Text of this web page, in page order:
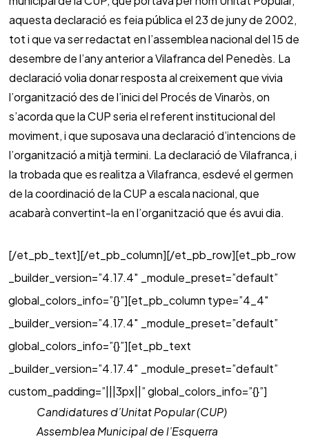
aquesta declaració es feia pública el 23 de juny de 2002,
tot i que va ser redactat en l’assemblea nacional del 15 de
desembre de l’any anterior a Vilafranca del Penedès. La
declaració volia donar resposta al creixement que vivia
l’organització des de l’inici del Procés de Vinaròs, on
s’acorda que la CUP seria el referent institucional del
moviment, i que suposava una declaració d’intencions de
l’organització a mitjà termini. La declaració de Vilafranca, i
la trobada que es realitza a Vilafranca, esdevé el germen
de la coordinació de la CUP a escala nacional, que
acabarà convertint-la en l’organització que és avui dia.
[/et_pb_text][/et_pb_column][/et_pb_row][et_pb_row
_builder_version=”4.17.4″ _module_preset=”default”
global_colors_info=”{}”][et_pb_column type=”4_4″
_builder_version=”4.17.4″ _module_preset=”default”
global_colors_info=”{}”][et_pb_text
_builder_version=”4.17.4″ _module_preset=”default”
custom_padding=”|||3px||” global_colors_info=”{}”]
Candidatures d’Unitat Popular (CUP)
Assemblea Municipal de l’Esquerra